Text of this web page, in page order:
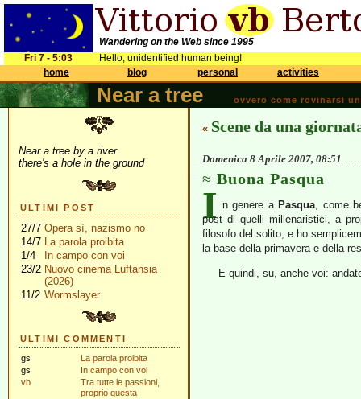
Wandering on the Web since 1995
Fri 7 - 5:03
Hello, unidentified human being!
home
blog personal activities
Near a tree ovvero come rovinarsi
Near a tree by a river
there's a hole in the ground
ULTIMI POST
27/7 Opera sì, nazismo no
14/7 La parola proibita
1/4
In campo con voi
23/2 Nuovo cinema Luftansia
(2026)
11/2 Wormslayer
ULTIMI COMMENTI
gs
La parola proibita
gs
In campo con voi
vb
Tra tutte le passioni,
proprio questa
« Scene da una
Domenica 8 Aprile 2007, 08:51
Buona Pasqua
I n genere a Pasqua, come
post di quelli millenaristici, a
filosofo del solito, e ho
la base della primavera e della
E quindi, su, anche voi: